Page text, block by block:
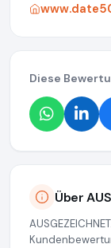
Diese
Über